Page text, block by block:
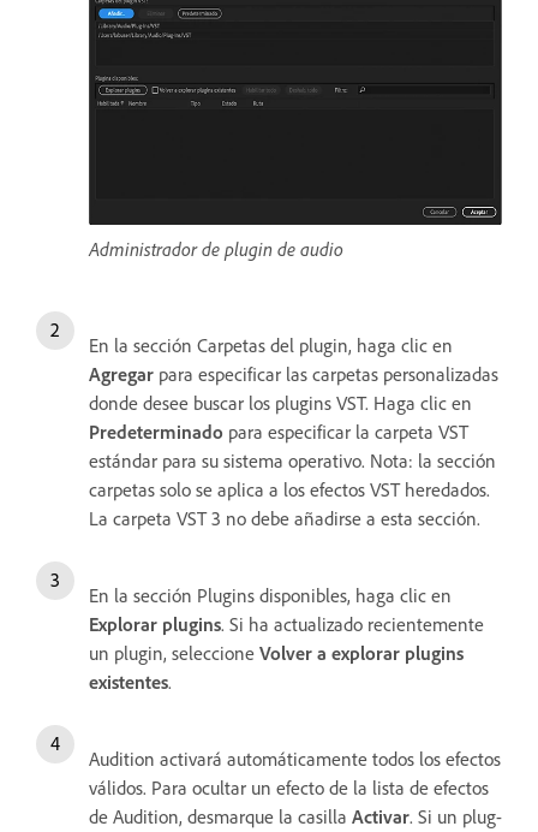
Administrador de plugin de audio
En la sección Carpetas del plugin, haga clic en
Agregar para especificar las carpetas personalizadas
donde desee buscar los plugins VST. Haga clic en
Predeterminado para especificar la carpeta VST
estándar para su sistema operativo. Nota: la sección
carpetas solo se aplica a los efectos VST heredados.
La carpeta VST 3 no debe añadirse a esta sección.
En la sección Plugins disponibles, haga clic en
Explorar plugins. Si ha actualizado recientemente
un plugin, seleccione Volver a explorar plugins
existentes.
Audition activará automáticamente todos los efectos
válidos. Para ocultar un efecto de la lista de efectos
de Audition, desmarque la casilla Activar. Si un plug-